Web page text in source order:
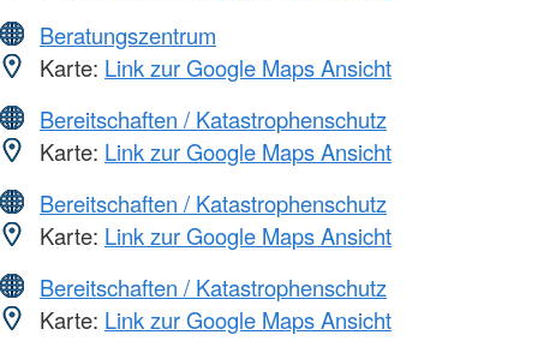
Beratungszentrum
Karte: Link zur Google Maps Ansicht
Bereitschaften / Katastrophenschutz
Karte: Link zur Google Maps Ansicht
Bereitschaften / Katastrophenschutz
Karte: Link zur Google Maps Ansicht
Bereitschaften / Katastrophenschutz
Karte: Link zur Google Maps Ansicht